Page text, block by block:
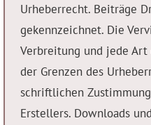
Urheberrecht. Beiträge
gekennzeichnet. Die
Verbreitung und jede
der Grenzen des
schriftlichen
Erstellers. Downloads